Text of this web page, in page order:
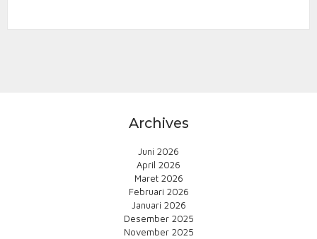
Archives
Juni 2026
April 2026
Maret 2026
Februari 2026
Januari 2026
Desember 2025
November 2025